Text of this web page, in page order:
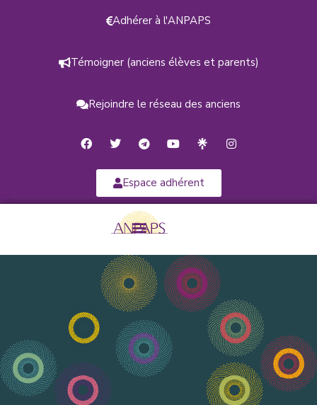
Adhérer à l'ANPAPS
Témoigner (anciens élèves et parents)
Rejoindre le réseau des anciens
Espace adhérent